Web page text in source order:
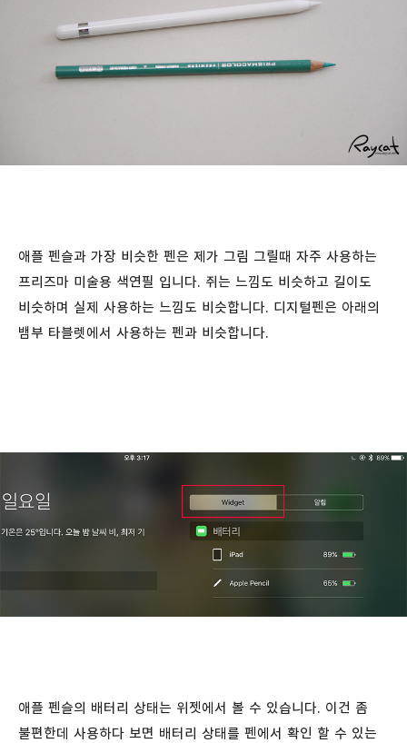
애플 펜슬과 가장 비슷한 펜은 제가 그림 그릴때 자주 사용하는
프리즈마 미술용 색연필 입니다. 쥐는 느낌도 비슷하고 길이도
비슷하며 실제 사용하는 느낌도 비슷합니다. 디지털펜은 아래의
뱀부 타블렛에서 사용하는 펜과 비슷합니다.
애플 펜슬의 배터리 상태는 위젯에서 볼 수 있습니다. 이건 좀
불편한데 사용하다 보면 배터리 상태를 펜에서 확인 할 수 있는